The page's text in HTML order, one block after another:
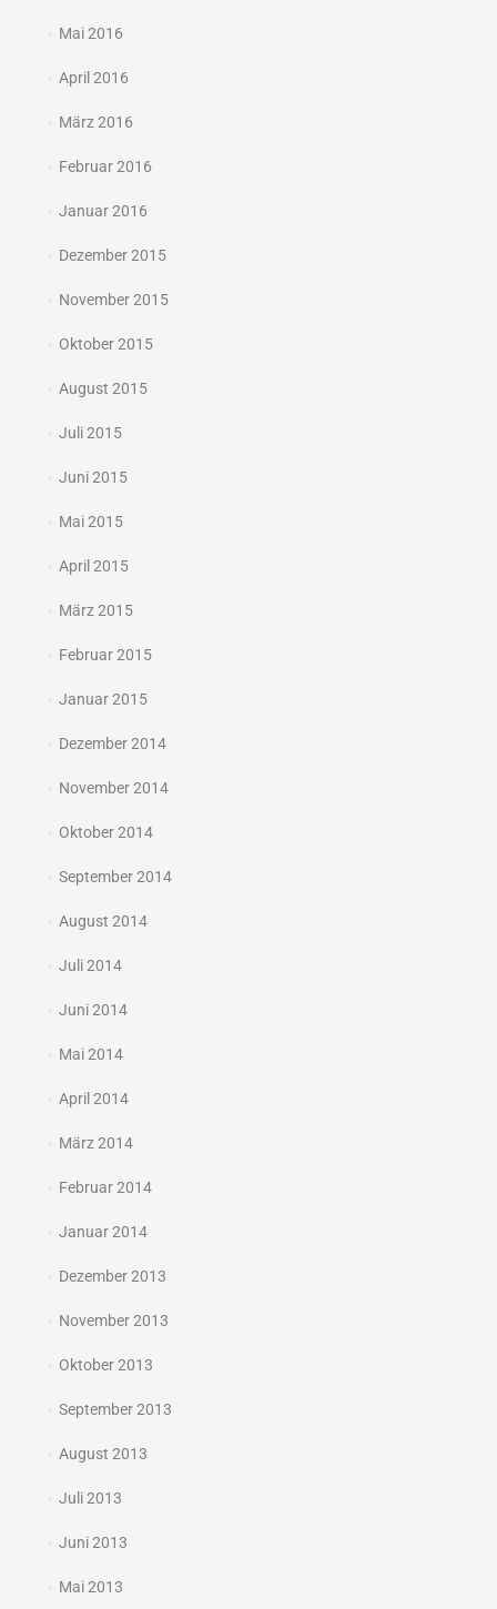
Mai 2016
April 2016
März 2016
Februar 2016
Januar 2016
Dezember 2015
November 2015
Oktober 2015
August 2015
Juli 2015
Juni 2015
Mai 2015
April 2015
März 2015
Februar 2015
Januar 2015
Dezember 2014
November 2014
Oktober 2014
September 2014
August 2014
Juli 2014
Juni 2014
Mai 2014
April 2014
März 2014
Februar 2014
Januar 2014
Dezember 2013
November 2013
Oktober 2013
September 2013
August 2013
Juli 2013
Juni 2013
Mai 2013